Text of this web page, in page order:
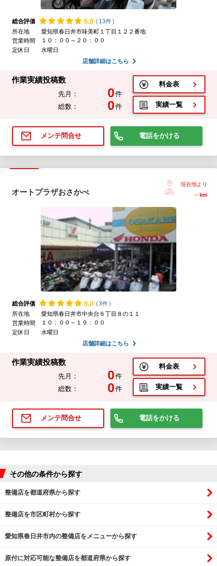
総合評価 5.0 ( 13件)
所在地
愛知県春日井市味美町１丁目１２２番地
営業時間
１０：００～２０：００
定休日
水曜日
店舗詳細はこちら
作業実績投稿数
先月： 0件
総数：
0件
料金表
実績一覧
メンテ問合せ 電話をかける
オートプラザおさかべ
現在地より
-- km
総合評価 5.0 (3件)
所在地
愛知県春日井市中央台６丁目８の１１
営業時間
１０：００～１９：００
定休日
水曜日
店舗詳細はこちら
作業実績投稿数
先月： 0件
総数：
0件
料金表
実績一覧
メンテ問合せ 電話をかける
その他の条件から探す
整備店を都道府県から探す
整備店を市区町村から探す
愛知県春日井市内の整備店をメニューから探す
原付に対応可能な整備店を都道府県から探す